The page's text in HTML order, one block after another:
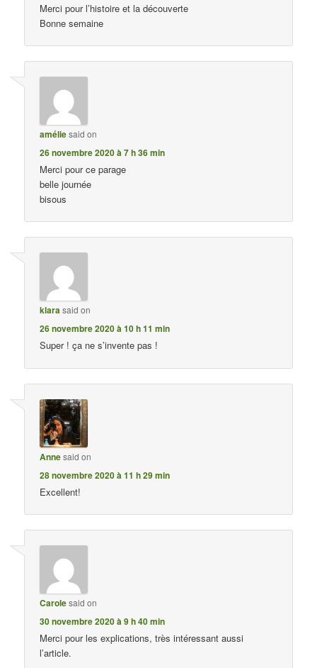
Merci pour l’histoire et la découverte
Bonne semaine
améliesaid on
26 novembre 2020 à 7 h 36 min
Merci pour ce parage
belle journée
bisous
klarasaid on
26 novembre 2020 à 10 h 11 min
Super ! ça ne s’invente pas !
Annesaid on
28 novembre 2020 à 11 h 29 min
Excellent!
Carolesaid on
30 novembre 2020 à 9 h 40 min
Merci pour les explications, très intéressant aussi
l’article.